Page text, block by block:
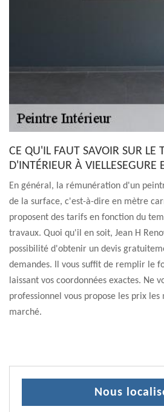
CE QU'IL FAUT SAVOIR SUR LE
D'INTÉRIEUR À VIELLESEGURE
En général, la rémunération d'un
de la surface, c'est-à-dire en mètre
proposent des tarifs en fonction du
travaux. Quoi qu'il en soit, Jean H
possibilité d'obtenir un devis
demandes. Il vous suffit de remplir le
laissant vos coordonnées exactes. Ne
professionnel vous propose les prix les
marché.
Nous